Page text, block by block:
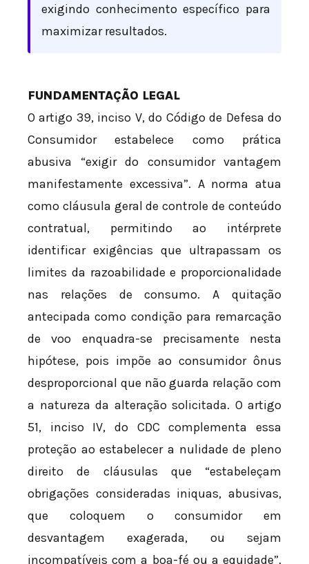
exigindo conhecimento específico para
maximizar resultados.
FUNDAMENTAÇÃO LEGAL
O artigo 39, inciso V, do Código de Defesa do
Consumidor estabelece como prática
abusiva “exigir do consumidor vantagem
manifestamente excessiva”. A norma atua
como cláusula geral de controle de conteúdo
contratual, permitindo ao intérprete
identificar exigências que ultrapassam os
limites da razoabilidade e proporcionalidade
nas relações de consumo. A quitação
antecipada como condição para remarcação
de voo enquadra-se precisamente nesta
hipótese, pois impõe ao consumidor ônus
desproporcional que não guarda relação com
a natureza da alteração solicitada. O artigo
51, inciso IV, do CDC complementa essa
proteção ao estabelecer a nulidade de pleno
direito de cláusulas que “estabeleçam
obrigações consideradas iniquas, abusivas,
que coloquem o consumidor em
desvantagem exagerada, ou sejam
incompatíveis com a boa-fé ou a equidade”.